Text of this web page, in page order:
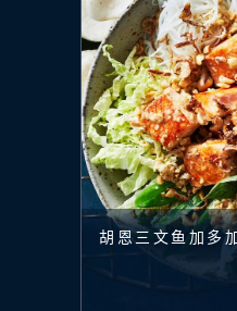
胡恩三文鱼加多